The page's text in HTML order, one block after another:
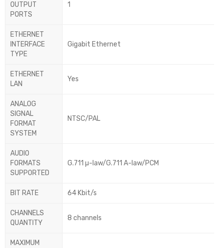
OUTPUT
PORTS
1
ETHERNET
INTERFACE
TYPE
Gigabit Ethernet
ETHERNET
LAN
Yes
ANALOG
SIGNAL
FORMAT
SYSTEM
NTSC/PAL
AUDIO
FORMATS
SUPPORTED
G.711 µ-law/G.711 A-law/PCM
BIT RATE 64 Kbit/s
CHANNELS
QUANTITY
8 channels
MAXIMUM